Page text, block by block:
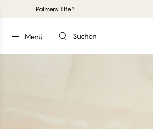
PalmersHilfe?
Menü Suchen